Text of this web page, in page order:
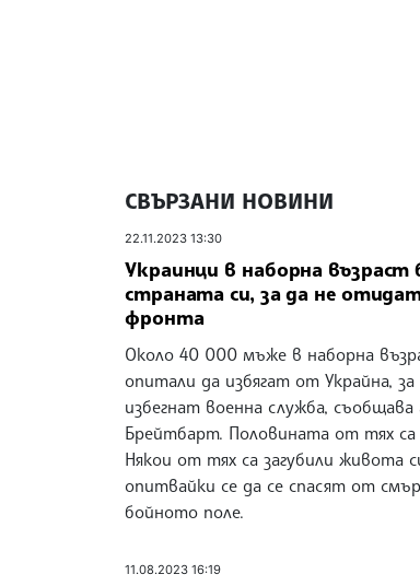
СВЪРЗАНИ НОВИНИ
22.11.2023 13:30
Украинци в наборна
страната си, за да не
фронта
Около 40 000 мъже в наборна
опитали да избягат от Украйна, за
избегнат военна служба, съобщава
Брейтбарт. Половината от тях са
Някои от тях са загубили живота
опитвайки се да се спасят от
бойното поле.
11.08.2023 16:19